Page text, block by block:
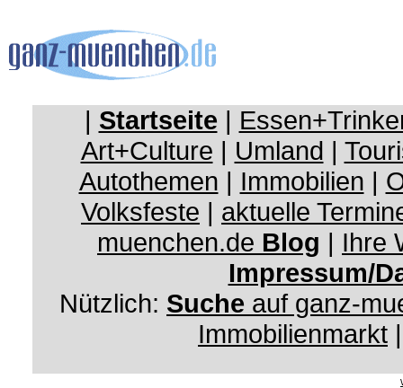
| Startseite |
Art+Culture | Umland |
Autothemen | Immobilien |
Volksfeste | aktuelle
muenchen.de Blog | Ihre
Impressum/
Nützlich: Suche auf ganz-
Immobilienmarkt